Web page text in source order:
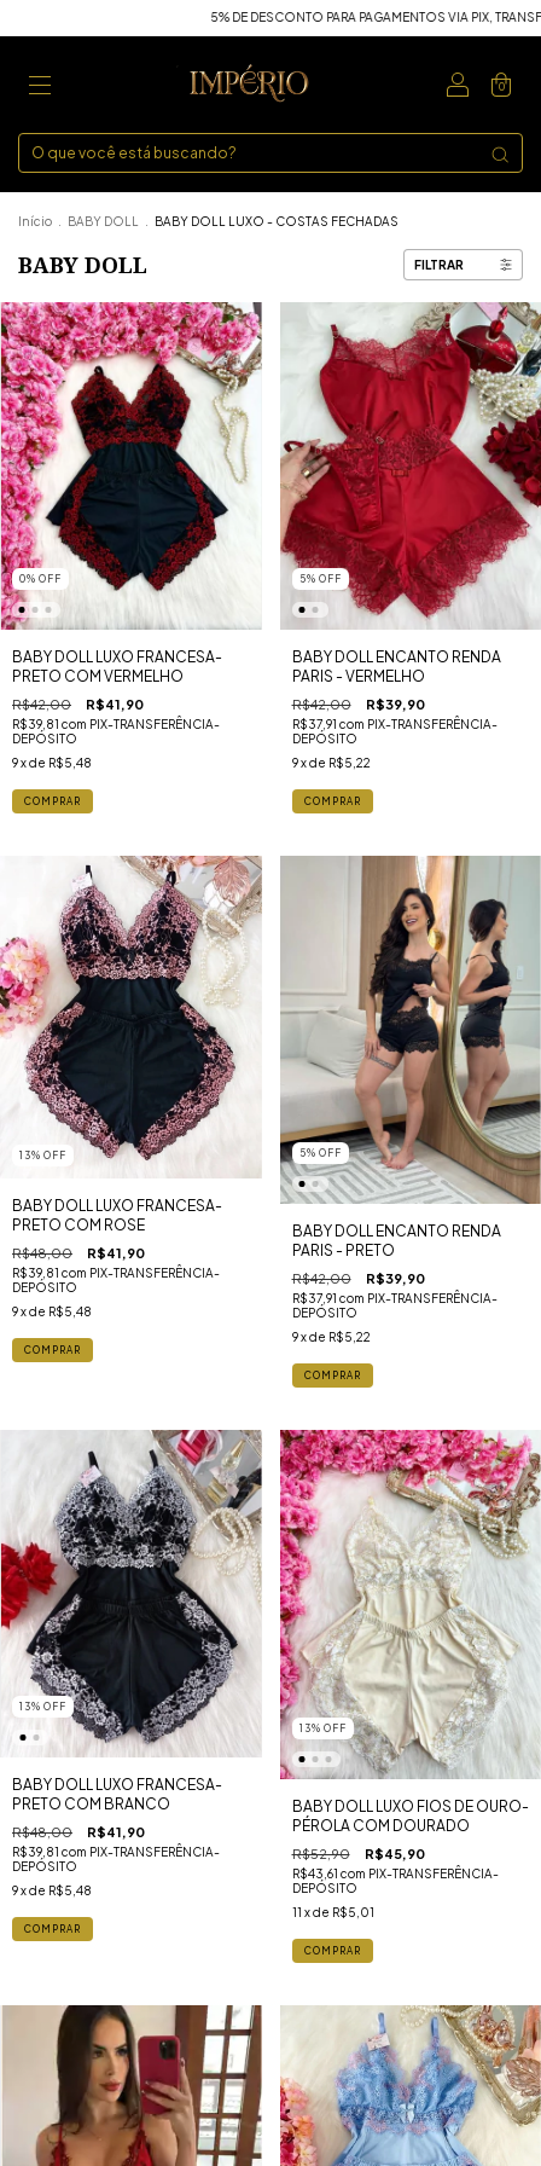
5% DE DESCONTO PARA PAGAMENTOS VIA PIX,
0
Início BABY DOLL BABY DOLL LUXO - COSTAS FECHADAS
BABY DOLL FILTRAR
0% OFF
BABY DOLL LUXO FRANCESA-
PRETO COM VERMELHO
R$42,00 R$41,90
R$39,81 com PIX-TRANSFERÊNCIA-
DEPÓSITO
9x de R$5,48
COMPRAR
5% OFF
BABY DOLL ENCANTO RENDA
PARIS - VERMELHO
R$42,00 R$39,90
R$37,91 com PIX-TRANSFERÊNCIA-
DEPÓSITO
9 x de R$5,22
COMPRAR
13% OFF
BABY DOLL LUXO FRANCESA-
PRETO COM ROSE
R$48,00 R$41,90
R$39,81 com PIX-TRANSFERÊNCIA-
DEPÓSITO
9x de R$5,48
COMPRAR
5% OFF
BABY DOLL ENCANTO RENDA
PARIS - PRETO
R$42,00 R$39,90
R$37,91 com PIX-TRANSFERÊNCIA-
DEPÓSITO
9 x de R$5,22
COMPRAR
13% OFF
BABY DOLL LUXO FRANCESA-
PRETO COM BRANCO
R$48,00 R$41,90
R$39,81 com PIX-TRANSFERÊNCIA-
DEPÓSITO
9x de R$5,48
COMPRAR
13% OFF
BABY DOLL LUXO FIOS DE OURO-
PÉROLA COM DOURADO
R$52,90 R$45,90
R$43,61 com PIX-TRANSFERÊNCIA-
DEPÓSITO
11 x de R$5,01
COMPRAR